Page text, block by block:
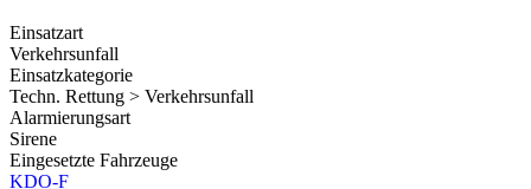
Einsatzart
Verkehrsunfall
Einsatzkategorie
Techn. Rettung > Verkehrsunfall
Alarmierungsart
Sirene
Eingesetzte Fahrzeuge
KDO-F